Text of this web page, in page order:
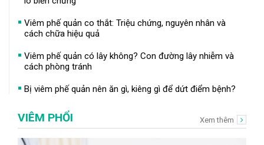
Viêm phế quản co thắt: Triệu chứng, nguyên nhân và
cách chữa hiệu quả
Viêm phế quản có lây không? Con đường lây nhiễm và
cách phòng tránh
Bị viêm phế quản nên ăn gì, kiêng gì để dứt điểm bệnh?
VIÊM PHỔI Xem thêm